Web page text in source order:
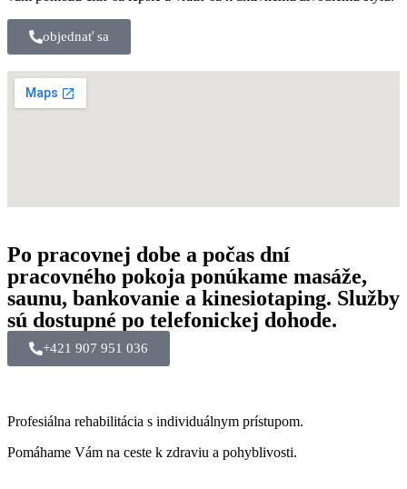
objednať sa
Po pracovnej dobe a počas dní
pracovného pokoja ponúkame masáže,
saunu, bankovanie a kinesiotaping. Služby
sú dostupné po telefonickej dohode.
+421 907 951 036
Profesiálna rehabilitácia s individuálnym prístupom.
Pomáhame Vám na ceste k zdraviu a pohyblivosti.